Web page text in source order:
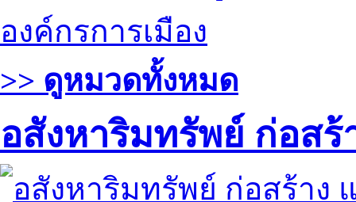
องค์กรการเมือง
>> ดูหมวดทั้งหมด
อสังหาริมทรัพย์ ก่อส